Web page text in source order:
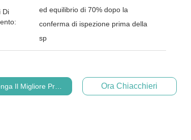
Di
ed equilibrio di 70% dopo la
conferma di ispezione prima della
sp
Il Migliore Prezzo Ora Chiacchieri